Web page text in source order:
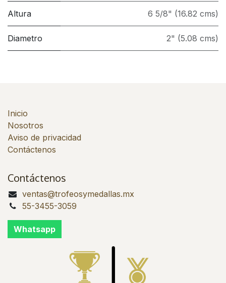
Altura 6 5/8" (16.82 cms)
Diametro 2" (5.08 cms)
Inicio
Nosotros
Aviso de privacidad
Contáctenos
Contáctenos
ventas@trofeosymedallas.mx
55-3455-3059
Whatsapp